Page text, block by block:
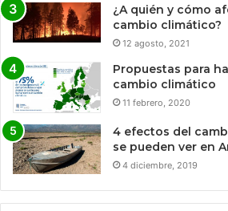
¿A quién y cómo
cambio climático?
12 agosto, 2021
Propuestas para
cambio climático
11 febrero, 2020
4 efectos del
se pueden ver en
4 diciembre, 2019